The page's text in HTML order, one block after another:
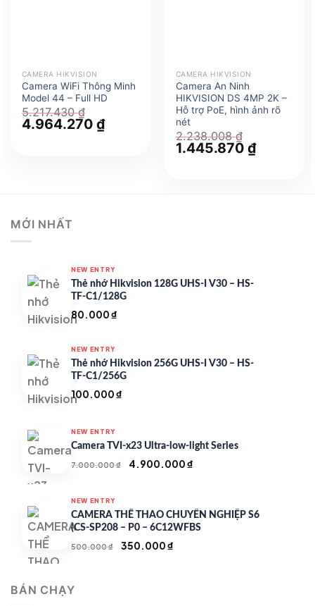
CAMERA HIKVISION
Camera WiFi Thông Minh
Model 44 – Full HD
5.217.430₫
Giá
gốc
4.964.270 ₫Giá
hiện
CAMERA HIKVISION
Camera An Ninh
HIKVISION DS 4MP 2K –
Hỗ trợ PoE, hình ảnh rõ
nét
2.238.008₫
Giá
1.445.870 ₫Giá
hiện
MỚI NHẤT
NEW ENTRY
Thẻ nhớ Hikvision 128G UHS-I V30 – HS-
TF-C1/128G
80.000₫
NEW ENTRY
Thẻ nhớ Hikvision 256G UHS-I V30 – HS-
TF-C1/256G
100.000₫
NEW ENTRY
Camera TVI-x23 Ultra-low-light Series
7.000.000₫
Giá
7.000.000 ₫.
4.900.000₫
là:
4.900.000 ₫.
NEW ENTRY
CAMERA THỂ THAO CHUYÊN NGHIỆP S6
(CS-SP208 – P0 – 6C12WFBS
500.000₫
Giá
350.000₫
BÁN CHẠY